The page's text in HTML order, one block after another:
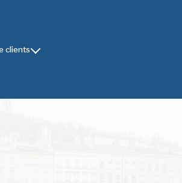
clients
service Gestion
Chaponost- service Syndic